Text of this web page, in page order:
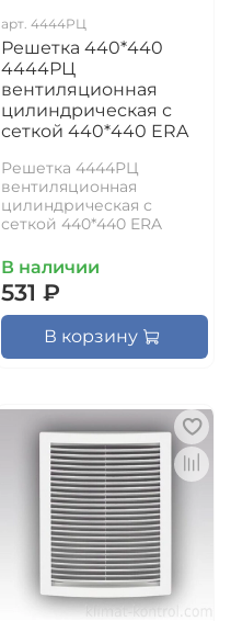
арт. 4444РЦ
Решетка 440*440
4444РЦ
вентиляционная
цилиндрическая с
сеткой 440*440 ERA
Решетка 4444РЦ
вентиляционная
цилиндрическая с
сеткой 440*440 ERA
В наличии
531 ₽
В корзину